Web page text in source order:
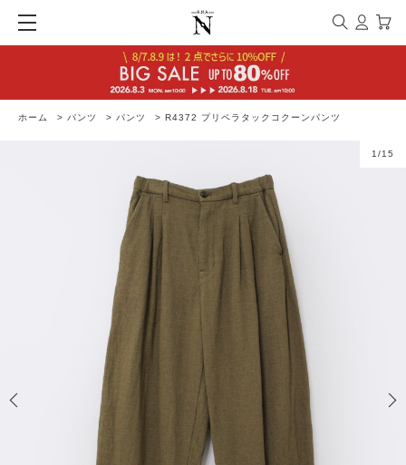
ホーム > パンツ > パンツ > R4372 プリペラタックコクーンパンツ
1 /15